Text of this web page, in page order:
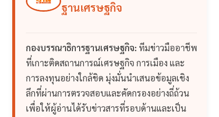
ฐานเศรษฐกิจ
กองบรรณาธิการฐานเศรษฐกิจ: ทีมข่าวมืออาชีพ
ที่เกาะติดสถานการณ์เศรษฐกิจ การเมือง และ
การลงทุนอย่างใกล้ชิด มุ่งมั่นนำเสนอข้อมูลเชิง
ลึกที่ผ่านการตรวจสอบและคัดกรองอย่างถี่ถ้วน
เพื่อให้ผู้อ่านได้รับข่าวสารที่รอบด้านและเป็น